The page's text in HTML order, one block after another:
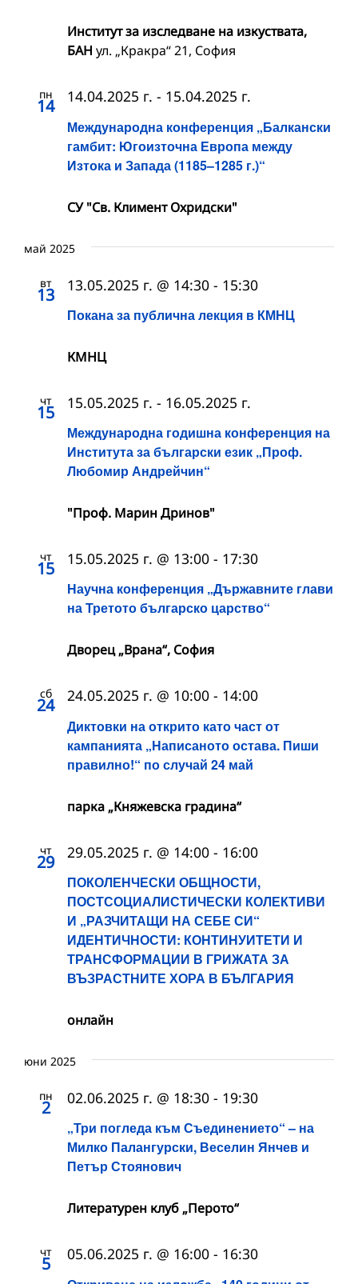
Институт за изследване на изкуствата,
БАН ул. „Кракра“ 21, София
пн
14
Международна конференция „Балкански
гамбит: Югоизточна Европа между
Изтока и Запада (1185–1285 г.)“
14.04.2025 г. - 15.04.2025 г.
СУ "Св. Климент Охридски"
май 2025
вт
13
Покана за публична лекция в КМНЦ
13.05.2025 г. @ 14:30 - 15:30
КМНЦ
чт
15
Международна годишна конференция на
Института за български език „Проф.
Любомир Андрейчин“
15.05.2025 г. - 16.05.2025 г.
"Проф. Марин Дринов"
чт
15
Научна конференция „Държавните глави
на Третото българско царство“
15.05.2025 г. @ 13:00 - 17:30
Дворец „Врана“, София
сб
24
Диктовки на открито като част от
кампанията „Написаното остава. Пиши
правилно!“ по случай 24 май
24.05.2025 г. @ 10:00 - 14:00
парка „Княжевска градина“
чт
29
ПОКОЛЕНЧЕСКИ ОБЩНОСТИ,
ПОСТСОЦИАЛИСТИЧЕСКИ КОЛЕКТИВИ
И „РАЗЧИТАЩИ НА СЕБЕ СИ“
ИДЕНТИЧНОСТИ: КОНТИНУИТЕТИ И
ТРАНСФОРМАЦИИ В ГРИЖАТА ЗА
ВЪЗРАСТНИТЕ ХОРА В БЪЛГАРИЯ
29.05.2025 г. @ 14:00 - 16:00
онлайн
юни 2025
пн
2
„Три погледа към Съединението“ – на
Милко Палангурски, Веселин Янчев и
Петър Стоянович
02.06.2025 г. @ 18:30 - 19:30
Литературен клуб „Перото“
чт
5 05.06.2025 г. @ 16:00 - 16:30